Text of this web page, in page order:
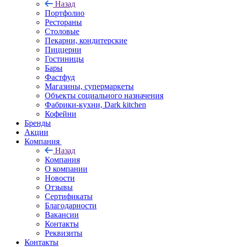
Назад
Портфолио
Рестораны
Столовые
Пекарни, кондитерские
Пиццерии
Гостиницы
Бары
Фастфуд
Магазины, супермаркеты
Объекты социального назначения
Фабрики-кухни, Dark kitchen
Кофейни
Бренды
Акции
Компания
Назад
Компания
О компании
Новости
Отзывы
Сертификаты
Благодарности
Вакансии
Контакты
Реквизиты
Контакты